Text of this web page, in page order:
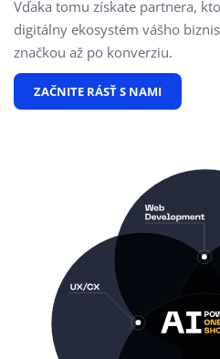
Vďaka tomu získate partnera,
digitálny ekosystém vášho
značkou až po konverziu.
ZAČNITE RÁSŤ S NAMI